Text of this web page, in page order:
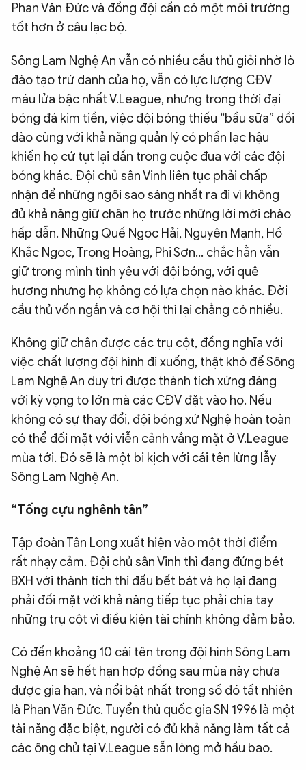
Phan Văn Đức và đồng đội cần có một môi trường
tốt hơn ở câu lạc bộ.
Sông Lam Nghệ An vẫn có nhiều cầu thủ giỏi nhờ lò
đào tạo trứ danh của họ, vẫn có lực lượng CĐV
máu lửa bậc nhất V.League, nhưng trong thời đại
bóng đá kim tiền, việc đội bóng thiếu “bầu sữa” dồi
dào cùng với khả năng quản lý có phần lạc hậu
khiến họ cứ tụt lại dần trong cuộc đua với các đội
bóng khác. Đội chủ sân Vinh liên tục phải chấp
nhận để những ngôi sao sáng nhất ra đi vì không
đủ khả năng giữ chân họ trước những lời mời chào
hấp dẫn. Những Quế Ngọc Hải, Nguyên Mạnh, Hồ
Khắc Ngọc, Trọng Hoàng, Phi Sơn… chắc hẳn vẫn
giữ trong mình tình yêu với đội bóng, với quê
hương nhưng họ không có lựa chọn nào khác. Đời
cầu thủ vốn ngắn và cơ hội thì lại chẳng có nhiều.
Không giữ chân được các trụ cột, đồng nghĩa với
việc chất lượng đội hình đi xuống, thật khó để Sông
Lam Nghệ An duy trì được thành tích xứng đáng
với kỳ vọng to lớn mà các CĐV đặt vào họ. Nếu
không có sự thay đổi, đội bóng xứ Nghệ hoàn toàn
có thể đối mặt với viễn cảnh vắng mặt ở V.League
mùa tới. Đó sẽ là một bi kịch với cái tên lừng lẫy
Sông Lam Nghệ An.
“Tống cựu nghênh tân”
Tập đoàn Tân Long xuất hiện vào một thời điểm
rất nhạy cảm. Đội chủ sân Vinh thì đang đứng bét
BXH với thành tích thi đấu bết bát và họ lại đang
phải đối mặt với khả năng tiếp tục phải chia tay
những trụ cột vì điều kiện tài chính không đảm bảo.
Có đến khoảng 10 cái tên trong đội hình Sông Lam
Nghệ An sẽ hết hạn hợp đồng sau mùa này chưa
được gia hạn, và nổi bật nhất trong số đó tất nhiên
là Phan Văn Đức. Tuyển thủ quốc gia SN 1996 là một
tài năng đặc biệt, người có đủ khả năng làm tất cả
các ông chủ tại V.League sẵn lòng mở hầu bao.